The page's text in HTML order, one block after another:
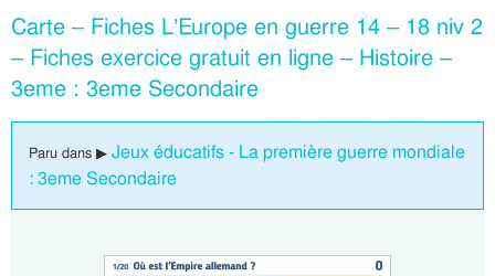
Carte – Fiches L’Europe en guerre 14 – 18 niv 2
– Fiches exercice gratuit en ligne – Histoire –
3eme : 3eme Secondaire
Paru dans ▶ Jeux éducatifs - La première guerre mondiale
: 3eme Secondaire